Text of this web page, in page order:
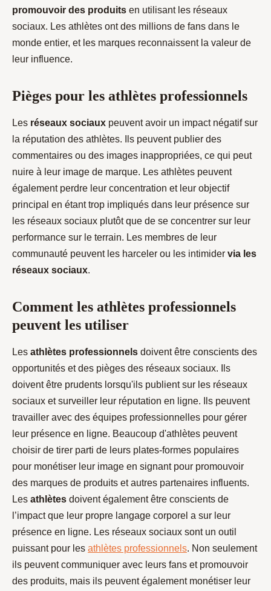
promouvoir des produits en utilisant les réseaux
sociaux. Les athlètes ont des millions de fans dans le
monde entier, et les marques reconnaissent la valeur de
leur influence.
Pièges pour les athlètes professionnels
Les réseaux sociaux peuvent avoir un impact négatif sur
la réputation des athlètes. Ils peuvent publier des
commentaires ou des images inappropriées, ce qui peut
nuire à leur image de marque. Les athlètes peuvent
également perdre leur concentration et leur objectif
principal en étant trop impliqués dans leur présence sur
les réseaux sociaux plutôt que de se concentrer sur leur
performance sur le terrain. Les membres de leur
communauté peuvent les harceler ou les intimider via les
réseaux sociaux.
Comment les athlètes professionnels
peuvent les utiliser
Les athlètes professionnels doivent être conscients des
opportunités et des pièges des réseaux sociaux. Ils
doivent être prudents lorsqu'ils publient sur les réseaux
sociaux et surveiller leur réputation en ligne. Ils peuvent
travailler avec des équipes professionnelles pour gérer
leur présence en ligne. Beaucoup d'athlètes peuvent
choisir de tirer parti de leurs plates-formes populaires
pour monétiser leur image en signant pour promouvoir
des marques de produits et autres partenaires influents.
Les athlètes doivent également être conscients de
l’impact que leur propre langage corporel a sur leur
présence en ligne. Les réseaux sociaux sont un outil
puissant pour les athlètes professionnels. Non seulement
ils peuvent communiquer avec leurs fans et promouvoir
des produits, mais ils peuvent également monétiser leur